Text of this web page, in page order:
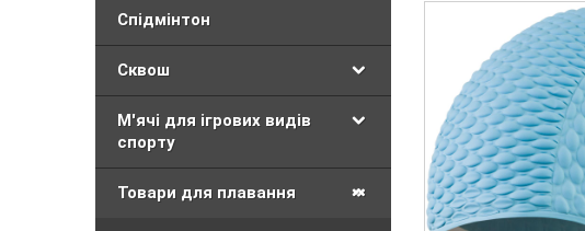
Спідмінтон
Сквош
М'ячі для ігрових видів
спорту
Товари для плавання